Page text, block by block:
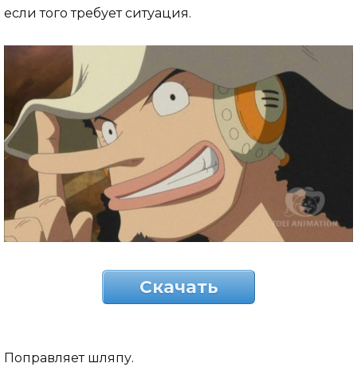
если того требует ситуация.
Скачать
Поправляет шляпу.